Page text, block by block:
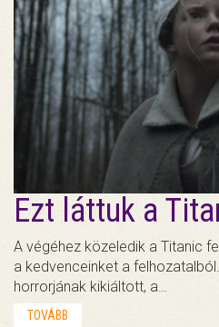
Ezt láttuk a
A végéhez közeledik a Titanic
a kedvenceinket a
horrorjának kikiáltott, a…
TOVÁBB